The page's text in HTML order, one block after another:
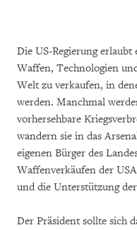
Die US-Regierung
Waffen, Technologien
Welt zu verkaufen, in
werden. Manchmal
vorhersehbare
wandern sie in das
eigenen Bürger des
Waffenverkäufen der
und die Unterstützung
Der Präsident sollte sich